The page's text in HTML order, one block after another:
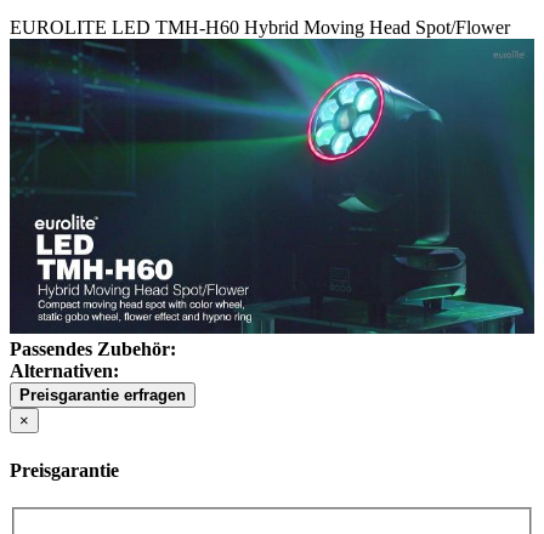
EUROLITE LED TMH-H60 Hybrid Moving Head Spot/Flower
Passendes Zubehör:
Alternativen:
Preisgarantie erfragen
×
Preisgarantie